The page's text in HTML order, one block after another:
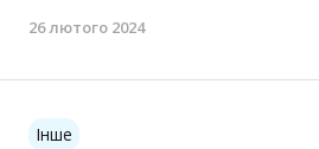
26 лютого 2024
Інше